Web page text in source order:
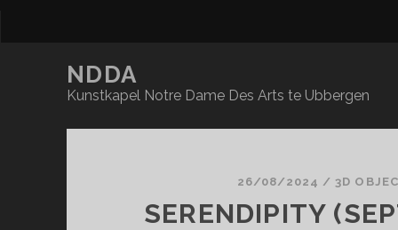
NDDA
Kunstkapel Notre Dame Des Arts te Ubbergen
26/08/2024 / 3D
SERENDIPITY